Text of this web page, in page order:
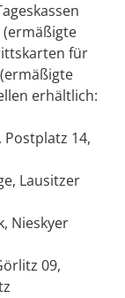
(ermäßigte
für
erhältlich:
14,
Lausitzer
Nieskyer
09,